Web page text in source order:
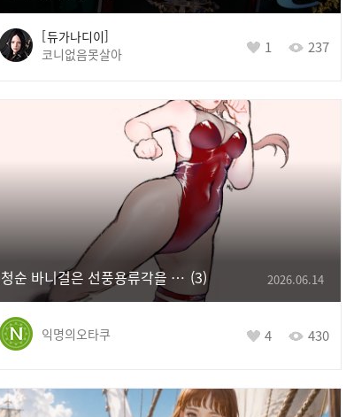
듀가나디이
코니없음못살아
1 237
청순 바니걸은 선풍용류각을 날린다 3
익명의오타쿠 4 430
2026.06.14